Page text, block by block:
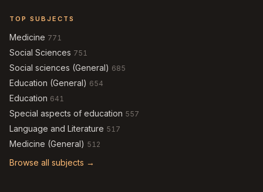
TOP SUBJECTS
Medicine 771
Social Sciences 751
Social sciences (General) 685
Education (General) 654
Education 641
Special aspects of education 557
Language and Literature 517
Medicine (General) 512
Browse all subjects →